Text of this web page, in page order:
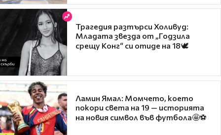
Трагедия разтърси Холивуд:
Младата звезда от „Годзила
срещу Конг“ си отиде на 18🕊️
Ламин Ямал: Момчето, което
покори света на 19 — историята
на новия символ във футбола🤩⚽